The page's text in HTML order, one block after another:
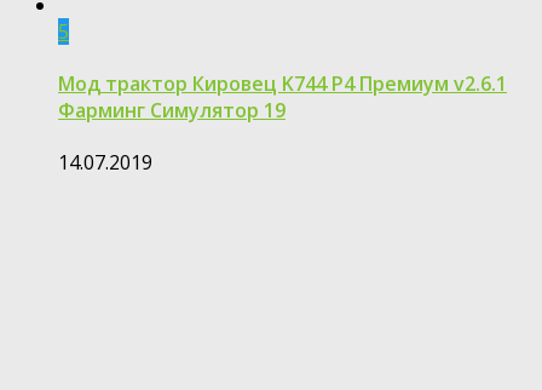
5
Мод трактор Кировец K744 Р4 Премиум v2.6.1
Фарминг Симулятор 19
14.07.2019